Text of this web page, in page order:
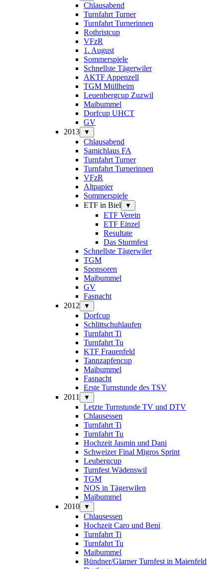
Chlausabend
Turnfahrt Turner
Turnfahrt Turnerinnen
Rothristcup
VFzR
1. August
Sommerspiele
Schnellste Tägerwiler
AKTF Appenzell
TGM Müllheim
Leuenbergcup Zuzwil
Maibummel
Dorfcup UHCT
GV
2013
▼
Chlausabend
Samichlaus FA
Turnfahrt Turner
Turnfahrt Turnerinnen
VFzR
Altpapier
Sommerspiele
ETF in Biel
▼
ETF Verein
ETF Einzel
Resultate
Das Sturmfest
Schnellste Tägerwiler
TGM
Sponsoren
Maibummel
GV
Fasnacht
2012
▼
Dorfcup
Schlittschuhlaufen
Turnfahrt Ti
Turnfahrt Tu
KTF Frauenfeld
Tannzapfencup
Maibummel
Fasnacht
Erste Turnstunde des TSV
2011
▼
Letzte Turnstunde TV und DTV
Chlausessen
Turnfahrt Ti
Turnfahrt Tu
Hochzeit Jasmin und Dani
Schweizer Final Migros Sprint
Leubergcup
Turnfest Wädenswil
TGM
NOS in Tägerwilen
Maibummel
2010
▼
Chlausessen
Hochzeit Caro und Beni
Turnfahrt Ti
Turnfahrt Tu
Maibummel
Bündner/Glarner Turnfest in Maienfeld